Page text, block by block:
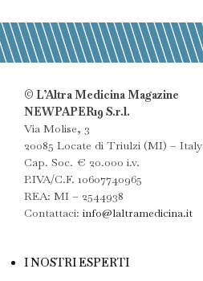
© L’Altra Medicina Magazine
NEWPAPER19 S.r.l.
Via Molise, 3
20085 Locate di Triulzi (MI) – Italy
Cap. Soc. € 20.000 i.v.
P.IVA/C.F. 10607740965
REA: MI – 2544938
Contattaci: info@laltramedicina.it
I NOSTRI ESPERTI